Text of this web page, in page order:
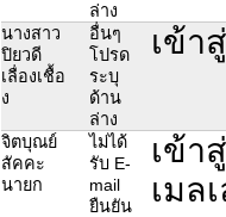
ล่าง
นางสาว
ปิยวดี
เลื่องเชื้อ
ง
อื่นๆ
โปรด
ระบุ
ด้าน
ล่าง
เข้า
จิตบุณย์
สัคคะ
นายก
ไม่ได้
รับ E-
mail
ยืนยัน
เข้า
เมล